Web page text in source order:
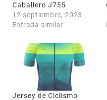
Caballero J755
12 septiembre, 2023
Entrada similar
Jersey de Ciclismo